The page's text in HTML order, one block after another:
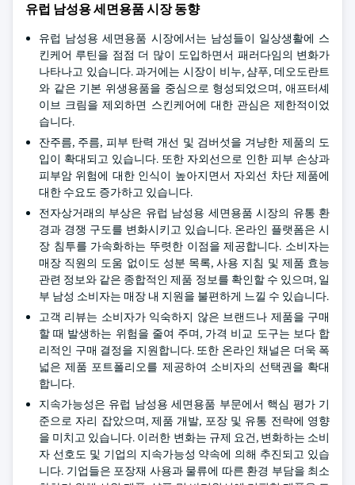
유럽 남성용 세면용품 시장 동향
유럽 남성용 세면용품 시장에서는 남성들이 일상생활에 스
킨케어 루틴을 점점 더 많이 도입하면서 패러다임의 변화가
나타나고 있습니다. 과거에는 시장이 비누, 샴푸, 데오도란트
와 같은 기본 위생용품을 중심으로 형성되었으며, 애프터셰
이브 크림을 제외하면 스킨케어에 대한 관심은 제한적이었
습니다.
잔주름, 주름, 피부 탄력 개선 및 검버섯을 겨냥한 제품의 도
입이 확대되고 있습니다. 또한 자외선으로 인한 피부 손상과
피부암 위험에 대한 인식이 높아지면서 자외선 차단 제품에
대한 수요도 증가하고 있습니다.
전자상거래의 부상은 유럽 남성용 세면용품 시장의 유통 환
경과 경쟁 구도를 변화시키고 있습니다. 온라인 플랫폼은 시
장 침투를 가속화하는 뚜렷한 이점을 제공합니다. 소비자는
매장 직원의 도움 없이도 성분 목록, 사용 지침 및 제품 효능
관련 정보와 같은 종합적인 제품 정보를 확인할 수 있으며, 일
부 남성 소비자는 매장 내 지원을 불편하게 느낄 수 있습니다.
고객 리뷰는 소비자가 익숙하지 않은 브랜드나 제품을 구매
할 때 발생하는 위험을 줄여 주며, 가격 비교 도구는 보다 합
리적인 구매 결정을 지원합니다. 또한 온라인 채널은 더욱 폭
넓은 제품 포트폴리오를 제공하여 소비자의 선택권을 확대
합니다.
지속가능성은 유럽 남성용 세면용품 부문에서 핵심 평가 기
준으로 자리 잡았으며, 제품 개발, 포장 및 유통 전략에 영향
을 미치고 있습니다. 이러한 변화는 규제 요건, 변화하는 소비
자 선호도 및 기업의 지속가능성 약속에 의해 추진되고 있습
니다. 기업들은 포장재 사용과 물류에 따른 환경 부담을 최소